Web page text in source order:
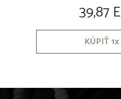
39,87
KÚPIŤ1x